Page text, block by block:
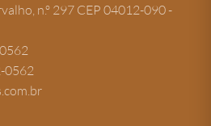
n.º 297 CEP 04012-090 -
0562